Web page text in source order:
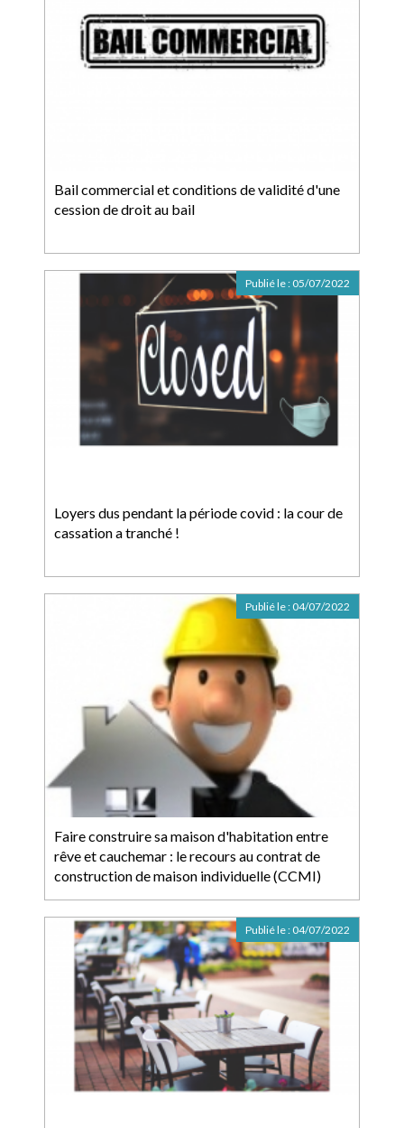
Bail commercial et conditions de validité d'une
cession de droit au bail
Loyers dus pendant la période covid : la cour de
cassation a tranché !
Publié le : 05/07/2022
Faire construire sa maison d'habitation entre
rêve et cauchemar : le recours au contrat de
construction de maison individuelle (CCMI)
Publié le : 04/07/2022
Publié le : 04/07/2022